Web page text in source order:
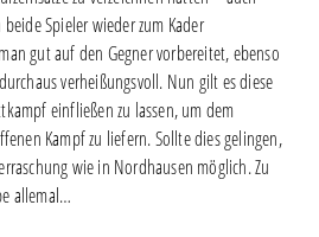
Spieler wieder zum Kader
gut auf den Gegner vorbereitet, ebenso
verheißungsvoll. Nun gilt es diese
einfließen zu lassen, um dem
Kampf zu liefern. Sollte dies gelingen,
wie in Nordhausen möglich. Zu
allemal…